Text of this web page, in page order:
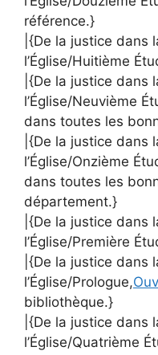
référence.}
|{De la justice dans
l’Église/Huitième
|{De la justice dans
l’Église/Neuvième
dans toutes les
|{De la justice dans
l’Église/Onzième
dans toutes les
département.}
|{De la justice dans
l’Église/Première
|{De la justice dans
l’Église/Prologue,
bibliothèque.}
|{De la justice dans
l’Église/Quatrième